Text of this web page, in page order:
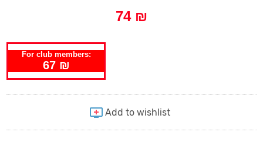
74 ₪
For club members:
67 ₪